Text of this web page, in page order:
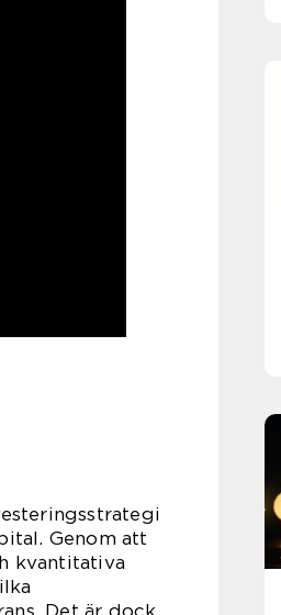
Genom att
kvantitativa
Det är dock